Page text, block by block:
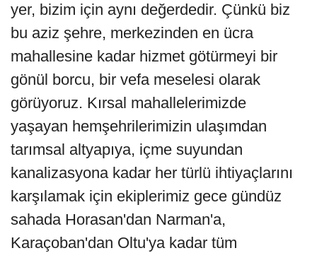
yer, bizim için aynı değerdedir. Çünkü biz
bu aziz şehre, merkezinden en ücra
mahallesine kadar hizmet götürmeyi bir
gönül borcu, bir vefa meselesi olarak
görüyoruz. Kırsal mahallelerimizde
yaşayan hemşehrilerimizin ulaşımdan
tarımsal altyapıya, içme suyundan
kanalizasyona kadar her türlü ihtiyaçlarını
karşılamak için ekiplerimiz gece gündüz
sahada Horasan'dan Narman'a,
Karaçoban'dan Oltu'ya kadar tüm